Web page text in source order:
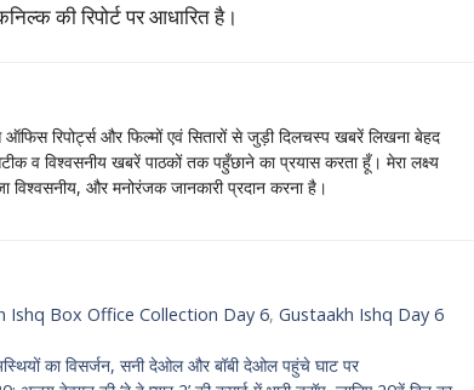
की रिपोर्ट पर आधारित है।
ऑफिस रिपोर्ट्स और फिल्मों एवं सितारों से जुड़ी दिलचस्प खबरें लिखना बेहद
व विश्वसनीय खबरें पाठकों तक पहुँछाने का प्रयास करता हूँ। मेरा लक्ष्य
विश्वसनीय, और मनोरंजक जानकारी प्रदान करना है।
Ishq Box Office Collection Day 6,Gustaakh Ishq Day 6
का विसर्जन, सनी देओल और बॉबी देओल पहुंचे घाट पर